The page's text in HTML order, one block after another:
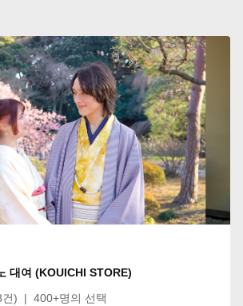
대여 (KOUICHI STORE)
) | 400+명의 선택